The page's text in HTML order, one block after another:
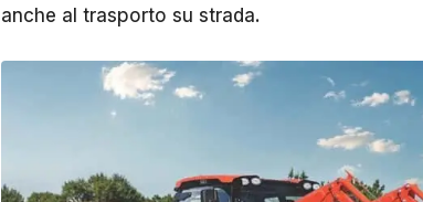
anche al trasporto su strada.